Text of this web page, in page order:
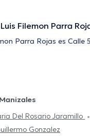
Filemon Parra
Parra Rojas es
Del Rosario Jaramillo
Gonzalez